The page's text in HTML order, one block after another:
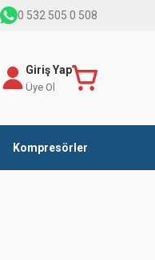
0 532 505 0 508
Giriş Yap
Üye Ol
Kompresörler